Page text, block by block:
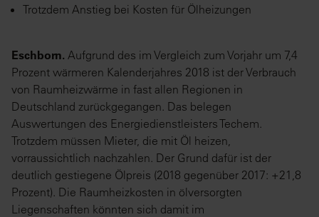
Trotzdem Anstieg bei Kosten für Ölheizungen
Eschborn. Aufgrund des im Vergleich zum Vorjahr um 7,4
Prozent wärmeren Kalenderjahres 2018 ist der Verbrauch
von Raumheizwärme in fast allen Regionen in
Deutschland zurückgegangen. Das belegen
Auswertungen des Energiedienstleisters Techem.
Trotzdem müssen Mieter, die mit Öl heizen,
vorraussichtlich nachzahlen. Der Grund dafür ist der
deutlich gestiegene Ölpreis (2018 gegenüber 2017: +21,8
Prozent). Die Raumheizkosten in ölversorgten
Liegenschaften könnten sich damit im